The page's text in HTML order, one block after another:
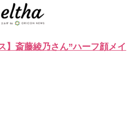
】斎藤綾乃さん”ハーフ顔メイ